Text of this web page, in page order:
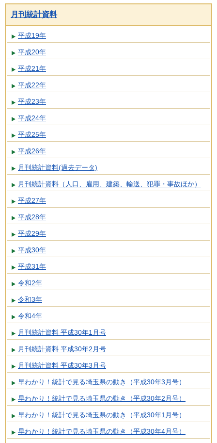
月刊統計資料
平成19年
平成20年
平成21年
平成22年
平成23年
平成24年
平成25年
平成26年
月刊統計資料(過去データ)
月刊統計資料（人口、雇用、建築、輸送、犯罪・事故ほか）
平成27年
平成28年
平成29年
平成30年
平成31年
令和2年
令和3年
令和4年
月刊統計資料 平成30年1月号
月刊統計資料 平成30年2月号
月刊統計資料 平成30年3月号
早わかり！統計で見る埼玉県の動き（平成30年3月号）
早わかり！統計で見る埼玉県の動き（平成30年2月号）
早わかり！統計で見る埼玉県の動き（平成30年1月号）
早わかり！統計で見る埼玉県の動き（平成30年4月号）